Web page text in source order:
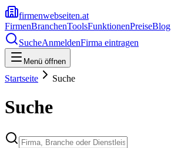
firmenwebseiten.at
FirmenBranchenToolsFunktionenPreiseBlog
SucheAnmeldenFirma eintragen
Menü öffnen
Startseite Suche
Suche